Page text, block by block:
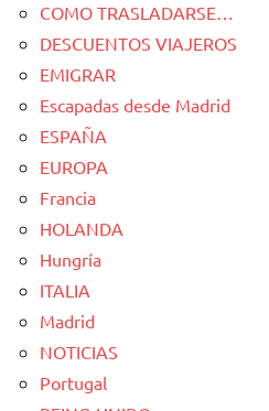
COMO TRASLADARSE…
DESCUENTOS VIAJEROS
EMIGRAR
Escapadas desde Madrid
ESPAÑA
EUROPA
Francia
HOLANDA
Hungría
ITALIA
Madrid
NOTICIAS
Portugal